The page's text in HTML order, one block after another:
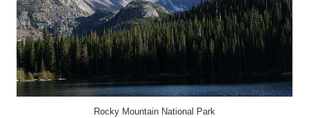
Rocky Mountain National Park